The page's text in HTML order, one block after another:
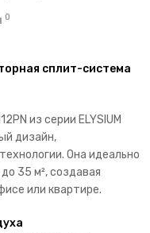
0
сплит-система
из серии ELYSIUM
дизайн,
Она идеально
35 м², создавая
или квартире.